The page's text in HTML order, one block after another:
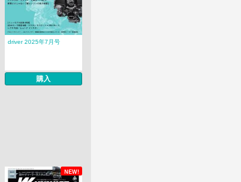
driver 2025年7月号
購入
NEW!